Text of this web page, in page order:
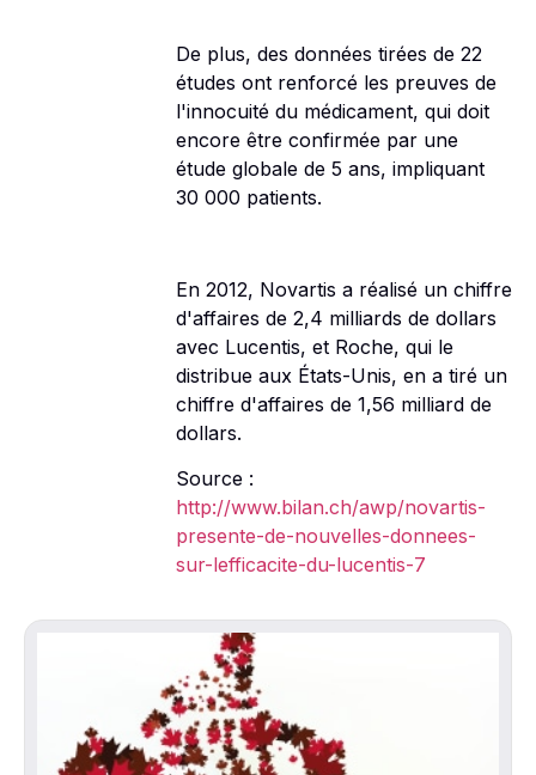
De plus, des données tirées de 22
études ont renforcé les preuves de
l'innocuité du médicament, qui doit
encore être confirmée par une
étude globale de 5 ans, impliquant
30 000 patients.
En 2012, Novartis a réalisé un chiffre
d'affaires de 2,4 milliards de dollars
avec Lucentis, et Roche, qui le
distribue aux États-Unis, en a tiré un
chiffre d'affaires de 1,56 milliard de
dollars.
Source :
http://www.bilan.ch/awp/novartis-
presente-de-nouvelles-donnees-
sur-lefficacite-du-lucentis-7